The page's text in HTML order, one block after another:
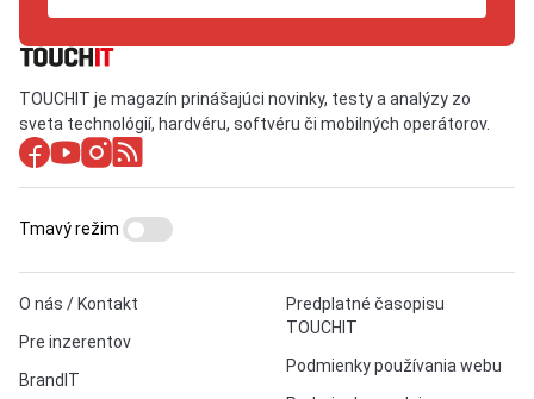
TOUCHIT je magazín prinášajúci novinky, testy a analýzy zo
sveta technológií, hardvéru, softvéru či mobilných operátorov.
O nás / Kontakt
Pre inzerentov
BrandIT
Predplatné časopisu
TOUCHIT
Podmienky používania webu
Tmavý režim